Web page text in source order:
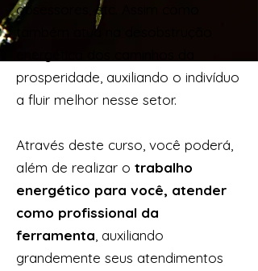
obsessores, etc. Assim como
também atua na desobstrução
prosperidade, auxiliando o indivíduo
a fluir melhor nesse setor.
Através deste curso, você poderá,
além de realizar o trabalho
energético para você, atender
como profissional da
ferramenta , auxiliando
grandemente seus atendimentos